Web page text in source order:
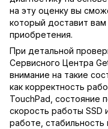
на эту оценку вы
который доставит
приобретения.
При детальной
Сервисного Центра
внимание на такие
как корректность
TouchPad, состояние
скорость работы SSD
работе, стабильность